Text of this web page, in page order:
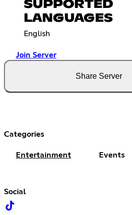
SUPPORTED
LANGUAGES
English
Join Server
Share Server
Categories
Entertainment Events
Social